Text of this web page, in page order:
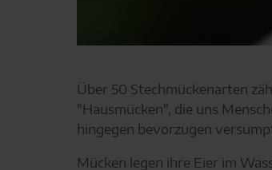
Über 50 Stechmückenarten
"Hausmücken", die uns
hingegen bevorzugen
Mücken legen ihre Eier im